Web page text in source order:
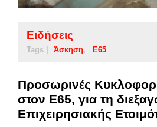
Ειδήσεις
Tags | Άσκηση Ε65
Προσωρινές
στον Ε65, για τη
Επιχειρησιακής